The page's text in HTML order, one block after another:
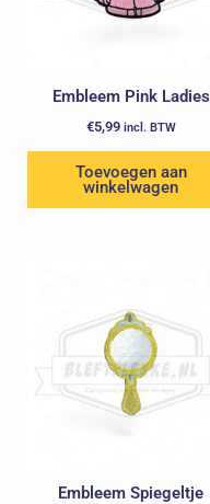
Embleem Pink Ladies
€5,99 incl. BTW
Toevoegen aan
winkelwagen
Embleem Spiegeltje